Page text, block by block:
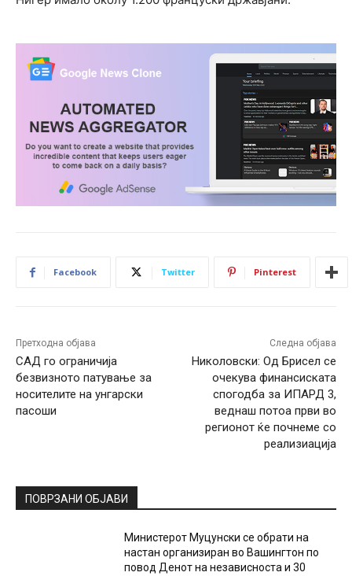
Facebook Twitter Pinterest
Претходна објава
САД го ограничија
безвизното патување за
носителите на унгарски
пасоши
Следна објава
Николовски: Од Брисел се
очекува финансиската
спогодба за ИПАРД 3,
веднаш потоа први во
регионот ќе почнеме со
реализиација
ПОВРЗАНИ ОБЈАВИ
Министерот Муцунски се обрати на
настан организиран во Вашингтон по
повод Денот на независноста и 30